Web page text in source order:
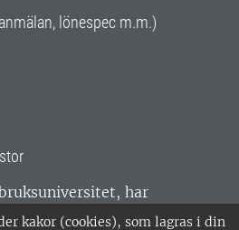
kakor (cookies), som lagras i din
lönespec m.m.)
har
Sverige. Huvudorter är